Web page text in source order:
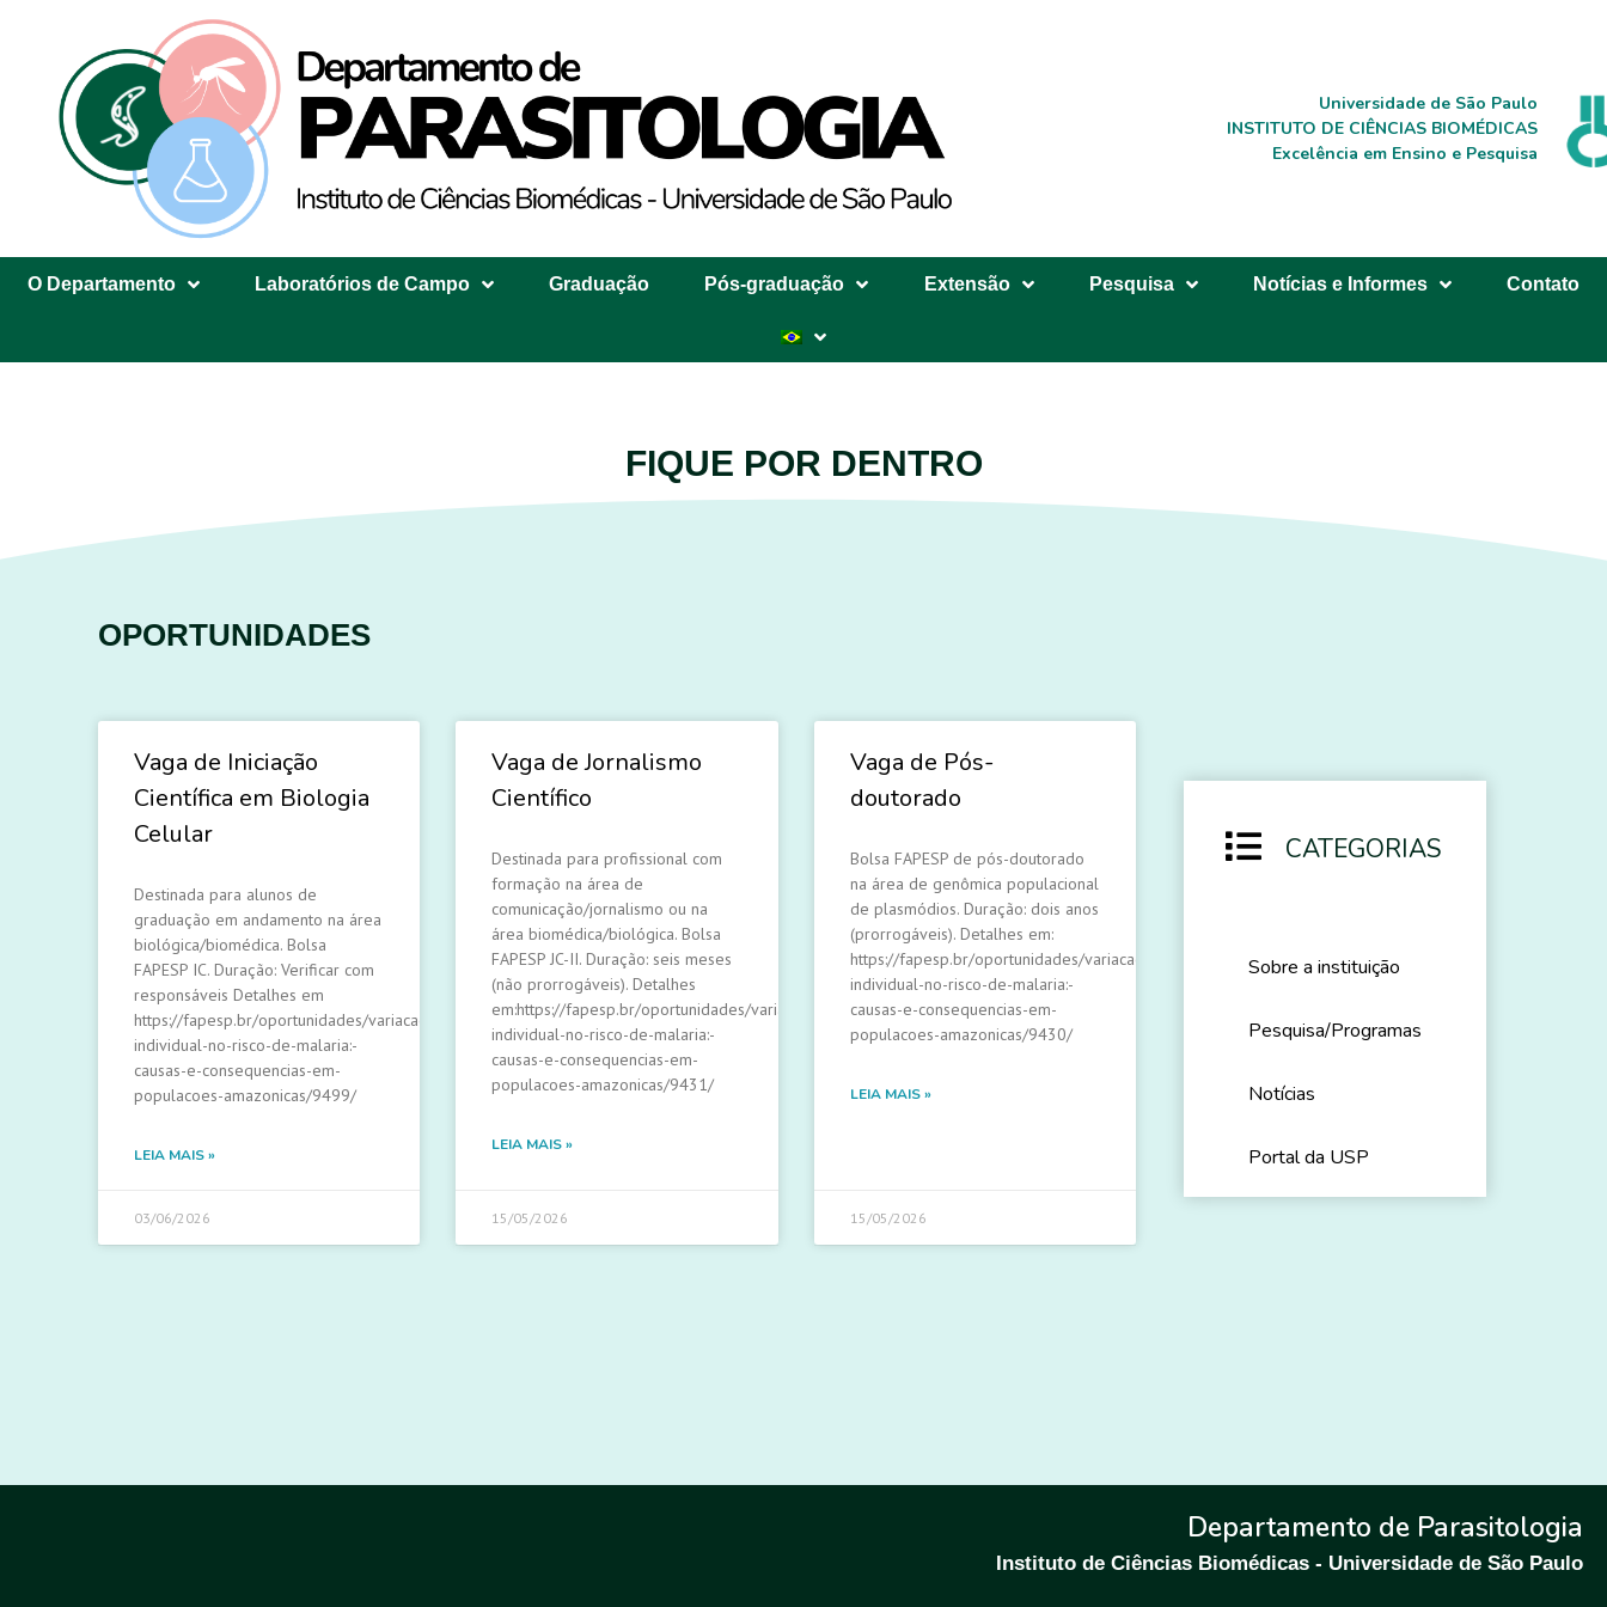
Universidade de São Paulo
INSTITUTO DE CIÊNCIAS BIOMÉDICAS
Excelência em Ensino e Pesquisa
O Departamento Laboratórios de Campo Graduação Pós-graduação Extensão Pesquisa Notícias e Informes Contato
FIQUE POR DENTRO
OPORTUNIDADES
Vaga de Iniciação
Científica em Biologia
Celular
Destinada para alunos de
graduação em andamento na área
biológica/biomédica. Bolsa
FAPESP IC. Duração: Verificar com
responsáveis Detalhes em
https://fapesp.br/oportunidades/variacao-
individual-no-risco-de-malaria:-
causas-e-consequencias-em-
populacoes-amazonicas/9499/
LEIA MAIS »
03/06/2026
Vaga de Jornalismo
Científico
Destinada para profissional com
formação na área de
comunicação/jornalismo ou na
área biomédica/biológica. Bolsa
FAPESP JC-II. Duração: seis meses
(não prorrogáveis). Detalhes
em:https://fapesp.br/oportunidades/variacao-
individual-no-risco-de-malaria:-
causas-e-consequencias-em-
populacoes-amazonicas/9431/
LEIA MAIS »
15/05/2026
Vaga de Pós-
doutorado
Bolsa FAPESP de pós-doutorado
na área de genômica populacional
de plasmódios. Duração: dois anos
(prorrogáveis). Detalhes em:
https://fapesp.br/oportunidades/variacao-
individual-no-risco-de-malaria:-
causas-e-consequencias-em-
populacoes-amazonicas/9430/
LEIA MAIS »
15/05/2026
CATEGORIAS
Sobre a instituição
Pesquisa/Programas
Notícias
Portal da USP
Departamento de Parasitologia
Instituto de Ciências Biomédicas - Universidade de São Paulo